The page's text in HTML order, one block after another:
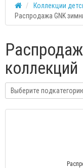
Коллекции
Распродажа GNK
коллекций
Выберите